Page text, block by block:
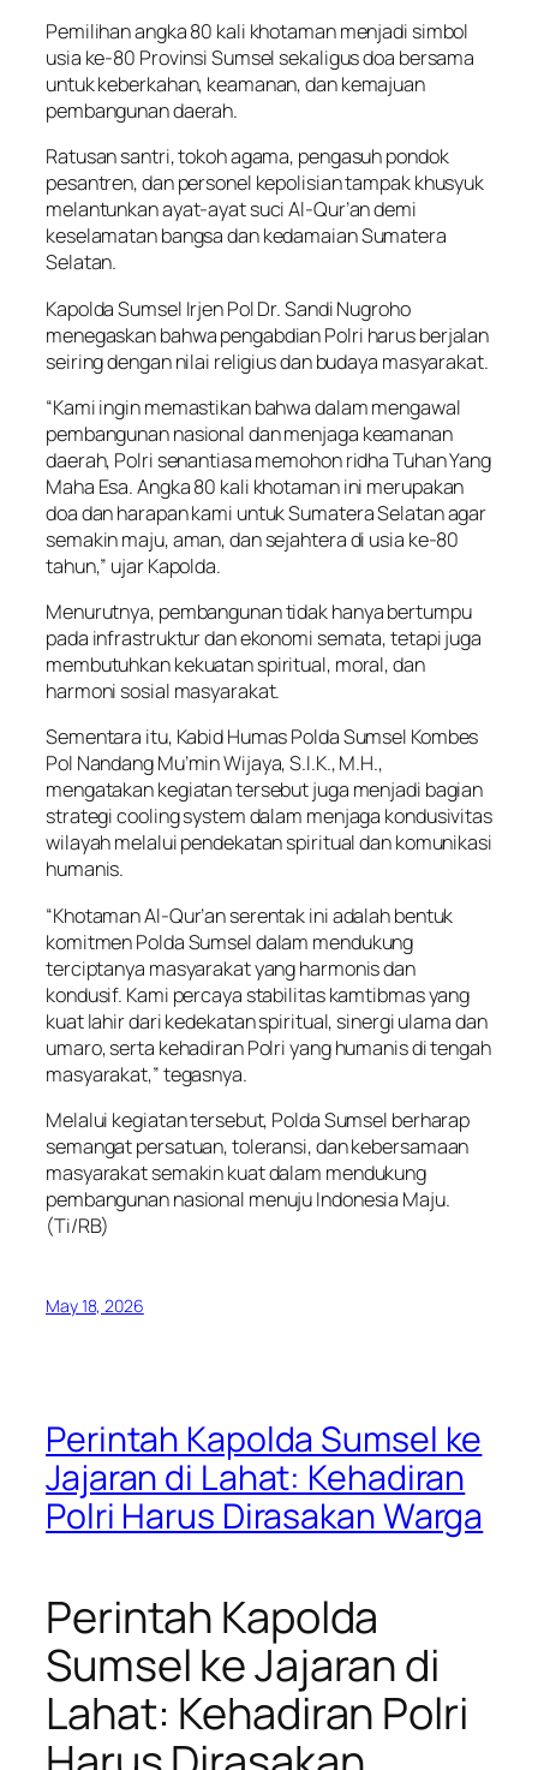
Pemilihan angka 80 kali khotaman menjadi simbol
usia ke-80 Provinsi Sumsel sekaligus doa bersama
untuk keberkahan, keamanan, dan kemajuan
pembangunan daerah.
Ratusan santri, tokoh agama, pengasuh pondok
pesantren, dan personel kepolisian tampak khusyuk
melantunkan ayat-ayat suci Al-Qur’an demi
keselamatan bangsa dan kedamaian Sumatera
Selatan.
Kapolda Sumsel Irjen Pol Dr. Sandi Nugroho
menegaskan bahwa pengabdian Polri harus berjalan
seiring dengan nilai religius dan budaya masyarakat.
“Kami ingin memastikan bahwa dalam mengawal
pembangunan nasional dan menjaga keamanan
daerah, Polri senantiasa memohon ridha Tuhan Yang
Maha Esa. Angka 80 kali khotaman ini merupakan
doa dan harapan kami untuk Sumatera Selatan agar
semakin maju, aman, dan sejahtera di usia ke-80
tahun,” ujar Kapolda.
Menurutnya, pembangunan tidak hanya bertumpu
pada infrastruktur dan ekonomi semata, tetapi juga
membutuhkan kekuatan spiritual, moral, dan
harmoni sosial masyarakat.
Sementara itu, Kabid Humas Polda Sumsel Kombes
Pol Nandang Mu’min Wijaya, S.I.K., M.H.,
mengatakan kegiatan tersebut juga menjadi bagian
strategi cooling system dalam menjaga kondusivitas
wilayah melalui pendekatan spiritual dan komunikasi
humanis.
“Khotaman Al-Qur’an serentak ini adalah bentuk
komitmen Polda Sumsel dalam mendukung
terciptanya masyarakat yang harmonis dan
kondusif. Kami percaya stabilitas kamtibmas yang
kuat lahir dari kedekatan spiritual, sinergi ulama dan
umaro, serta kehadiran Polri yang humanis di tengah
masyarakat,” tegasnya.
Melalui kegiatan tersebut, Polda Sumsel berharap
semangat persatuan, toleransi, dan kebersamaan
masyarakat semakin kuat dalam mendukung
pembangunan nasional menuju Indonesia Maju.
(Ti/RB)
May 18, 2026
Perintah Kapolda Sumsel ke
Jajaran di Lahat: Kehadiran
Polri Harus Dirasakan Warga
Perintah Kapolda
Sumsel ke Jajaran di
Lahat: Kehadiran Polri